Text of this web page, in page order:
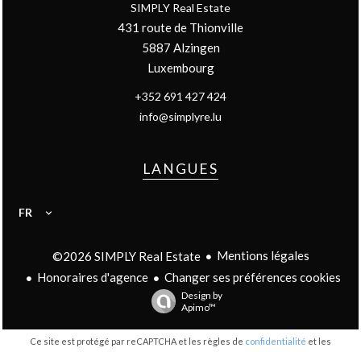
SIMPLY Real Estate
431 route de Thionville
5887 Alzingen
Luxembourg
+352 691 427 424
info@simplyre.lu
LANGUES
FR
©2026 SIMPLY Real Estate
Mentions légales
Honoraires d'agence
Changer ses préférences cookies
Design by
Apimo™
Ce site est protégé par reCAPTCHA et les règles de confidentialité et les